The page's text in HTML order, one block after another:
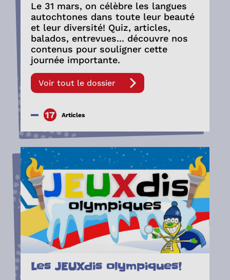
Le 31 mars, on célèbre les langues
autochtones dans toute leur beauté
et leur diversité! Quiz, articles,
balados, entrevues... découvre nos
contenus pour souligner cette
journée importante.
Voir tout le dossier
17 Articles
Les JEUXdis olympiques!